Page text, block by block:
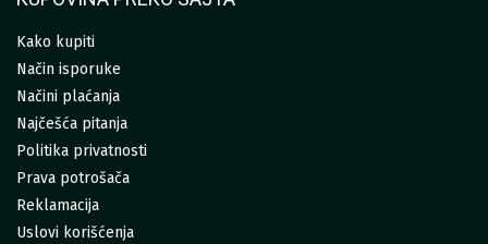
Kako kupiti
Način isporuke
Načini plaćanja
Najčešća pitanja
Politika privatnosti
Prava potrošača
Reklamacija
Uslovi korišćenja